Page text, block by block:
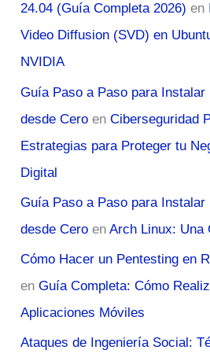
24.04 (Guía Completa 2026) en
Video Diffusion (SVD) en
NVIDIA
Guía Paso a Paso para
desde Cero enCiberseguridad
Estrategias para Proteger tu
Digital
Guía Paso a Paso para
desde Cero enArch Linux: Una
Cómo Hacer un Pentesting en
enGuía Completa: Cómo
Aplicaciones Móviles
Ataques de Ingeniería Social: